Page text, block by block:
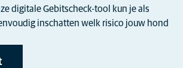
digitale Gebitscheck-tool kun je als
inschatten welk risico jouw hond